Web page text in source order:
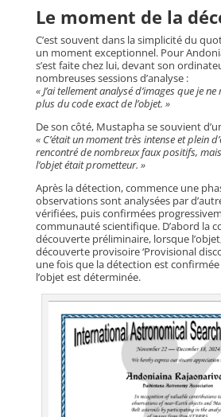
Le moment de la
C’est souvent dans la simplicité du
un moment exceptionnel. Pour
s’est faite chez lui, devant son
nombreuses sessions d’analyse :
« J’ai tellement analysé d’images que je
plus du code exact de l’objet. »
De son côté, Mustapha se souvient
« C’était un moment très intense et plein
rencontré de nombreux faux positifs,
l’objet était prometteur. »
Après la détection, commence une
observations sont analysées par
vérifiées, puis confirmées
communauté scientifique. D’abord la
découverte préliminaire, lorsque
découverte provisoire ‘Provisional
une fois que la détection est
l’objet est déterminée.